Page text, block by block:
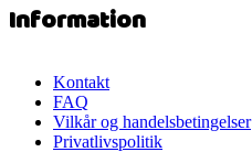
Information
Kontakt
FAQ
Vilkår og handelsbetingelser
Privatlivspolitik